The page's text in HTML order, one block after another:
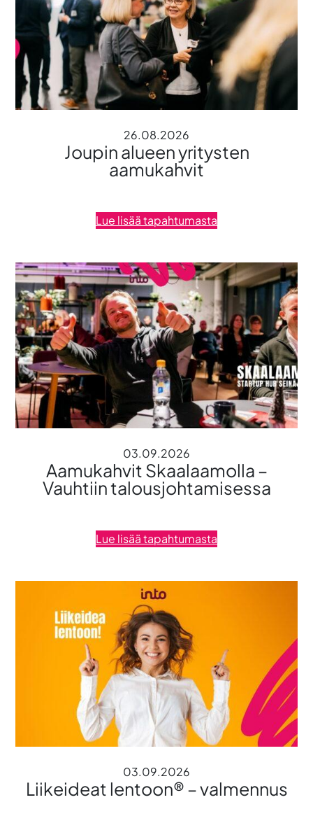
26.08.2026
Joupin alueen yritysten
aamukahvit
Lue lisää tapahtumasta
03.09.2026
Aamukahvit Skaalaamolla –
Vauhtiin talousjohtamisessa
Lue lisää tapahtumasta
03.09.2026
Liikeideat lentoon® – valmennus